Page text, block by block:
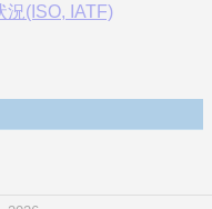
況(ISO, IATF)